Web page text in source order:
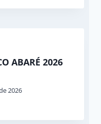
ABARÉ 2026
2026